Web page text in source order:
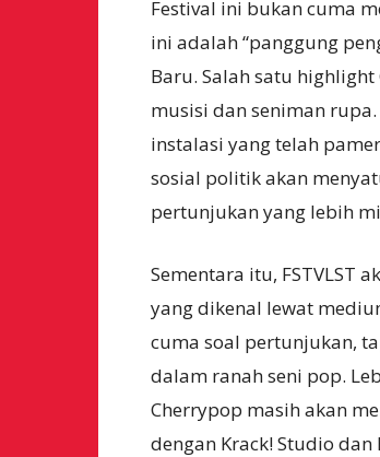
Festival ini bukan cuma
ini adalah “panggung
Baru. Salah satu
musisi dan seniman
instalasi yang telah
sosial politik akan
pertunjukan yang lebih
Sementara itu, FSTVLST
yang dikenal lewat
cuma soal pertunjukan,
dalam ranah seni pop.
Cherrypop masih akan
dengan Krack! Studio